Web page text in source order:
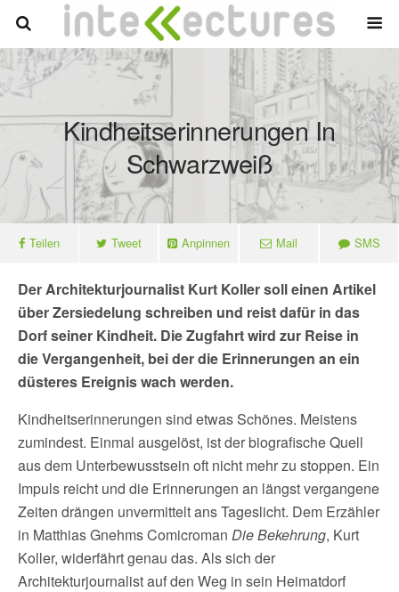
Kindheitserinnerungen In
Schwarzweiß
Teilen Tweet Anpinnen Mail SMS
Der Architekturjournalist Kurt Koller soll einen Artikel
über Zersiedelung schreiben und reist dafür in das
Dorf seiner Kindheit. Die Zugfahrt wird zur Reise in
die Vergangenheit, bei der die Erinnerungen an ein
düsteres Ereignis wach werden.
Kindheitserinnerungen sind etwas Schönes. Meistens
zumindest. Einmal ausgelöst, ist der biografische Quell
aus dem Unterbewusstsein oft nicht mehr zu stoppen. Ein
Impuls reicht und die Erinnerungen an längst vergangene
Zeiten drängen unvermittelt ans Tageslicht. Dem Erzähler
in Matthias Gnehms Comicroman Die Bekehrung, Kurt
Koller, widerfährt genau das. Als sich der
Architekturjournalist auf den Weg in sein Heimatdorf